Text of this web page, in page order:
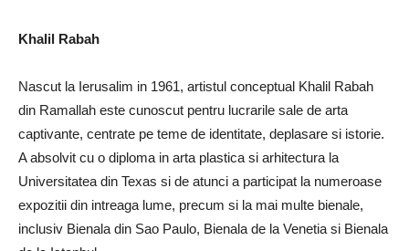
Khalil Rabah
Nascut la Ierusalim in 1961, artistul conceptual Khalil Rabah
din Ramallah este cunoscut pentru lucrarile sale de arta
captivante, centrate pe teme de identitate, deplasare si istorie.
A absolvit cu o diploma in arta plastica si arhitectura la
Universitatea din Texas si de atunci a participat la numeroase
expozitii din intreaga lume, precum si la mai multe bienale,
inclusiv Bienala din Sao Paulo, Bienala de la Venetia si Bienala